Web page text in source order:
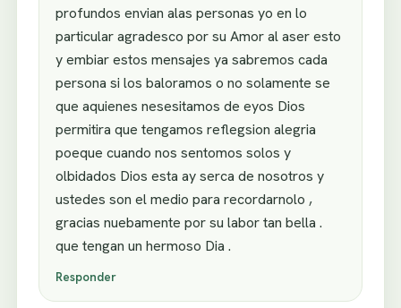
profundos envian alas personas yo en lo
particular agradesco por su Amor al aser esto
y embiar estos mensajes ya sabremos cada
persona si los baloramos o no solamente se
que aquienes nesesitamos de eyos Dios
permitira que tengamos reflegsion alegria
poeque cuando nos sentomos solos y
olbidados Dios esta ay serca de nosotros y
ustedes son el medio para recordarnolo ,
gracias nuebamente por su labor tan bella .
que tengan un hermoso Dia .
Responder